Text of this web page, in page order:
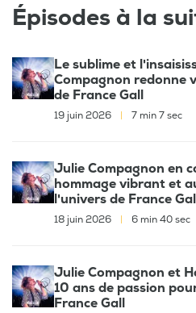
Épisodes à la
Le sublime et
Compagnon redonne
de France Gall
19 juin 2026 7 min 7 sec
Julie Compagnon en
hommage vibrant et
l'univers de France
18 juin 2026 6 min 40 sec
Julie Compagnon et
10 ans de passion
France Gall